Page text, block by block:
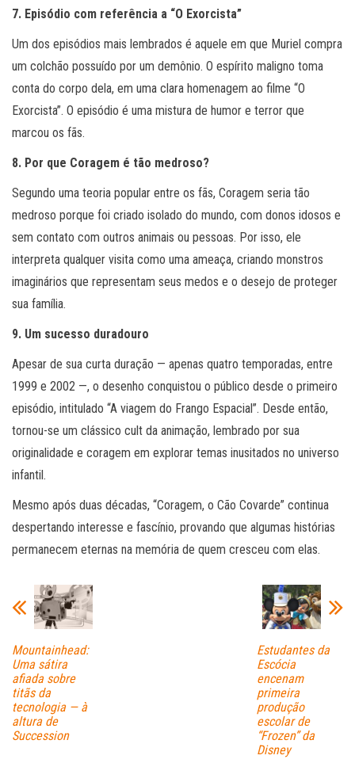
7. Episódio com referência a “O Exorcista”
Um dos episódios mais lembrados é aquele em que Muriel compra
um colchão possuído por um demônio. O espírito maligno toma
conta do corpo dela, em uma clara homenagem ao filme “O
Exorcista”. O episódio é uma mistura de humor e terror que
marcou os fãs.
8. Por que Coragem é tão medroso?
Segundo uma teoria popular entre os fãs, Coragem seria tão
medroso porque foi criado isolado do mundo, com donos idosos e
sem contato com outros animais ou pessoas. Por isso, ele
interpreta qualquer visita como uma ameaça, criando monstros
imaginários que representam seus medos e o desejo de proteger
sua família.
9. Um sucesso duradouro
Apesar de sua curta duração — apenas quatro temporadas, entre
1999 e 2002 —, o desenho conquistou o público desde o primeiro
episódio, intitulado “A viagem do Frango Espacial”. Desde então,
tornou-se um clássico cult da animação, lembrado por sua
originalidade e coragem em explorar temas inusitados no universo
infantil.
Mesmo após duas décadas, “Coragem, o Cão Covarde” continua
despertando interesse e fascínio, provando que algumas histórias
permanecem eternas na memória de quem cresceu com elas.
Mountainhead:
Uma sátira
afiada sobre
titãs da
tecnologia — à
altura de
Succession
Estudantes da
Escócia
encenam
primeira
produção
escolar de
“Frozen” da
Disney